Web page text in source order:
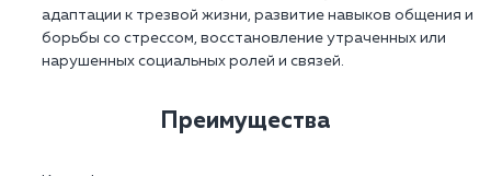
адаптации к трезвой жизни, развитие навыков общения и
борьбы со стрессом, восстановление утраченных или
нарушенных социальных ролей и связей.
Преимущества